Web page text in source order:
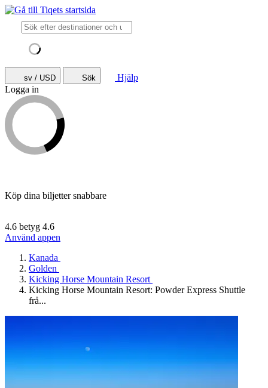
sv / USD Sök
Hjälp
Logga in
Köp dina biljetter snabbare
4.6 betyg 4.6
Använd appen
Kanada
Golden
Kicking Horse Mountain Resort
Kicking Horse Mountain Resort: Powder Express Shuttle
frå...